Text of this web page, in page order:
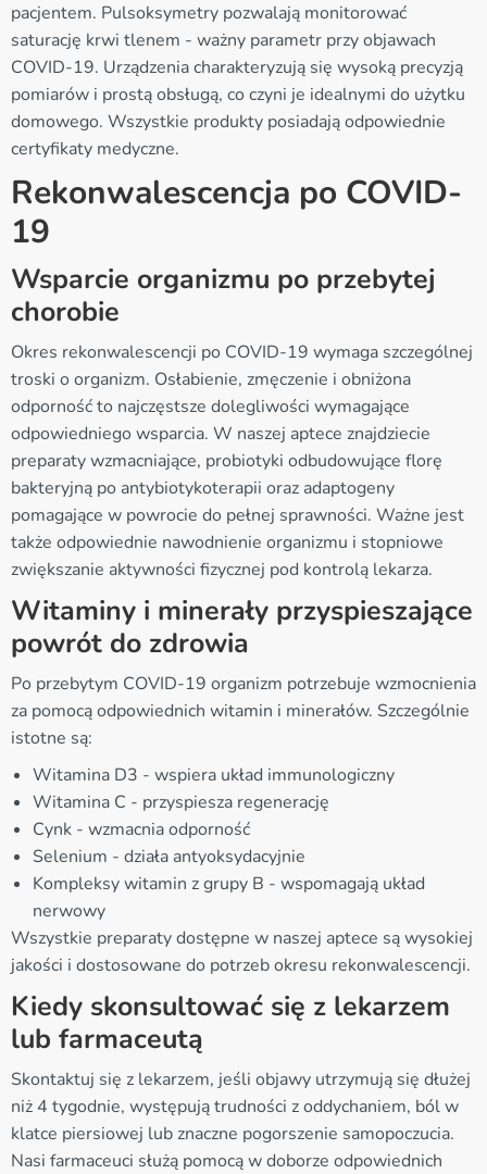
pacjentem. Pulsoksymetry pozwalają monitorować
saturację krwi tlenem - ważny parametr przy objawach
COVID-19. Urządzenia charakteryzują się wysoką precyzją
pomiarów i prostą obsługą, co czyni je idealnymi do użytku
domowego. Wszystkie produkty posiadają odpowiednie
certyfikaty medyczne.
Rekonwalescencja po COVID-
19
Wsparcie organizmu po przebytej
chorobie
Okres rekonwalescencji po COVID-19 wymaga szczególnej
troski o organizm. Osłabienie, zmęczenie i obniżona
odporność to najczęstsze dolegliwości wymagające
odpowiedniego wsparcia. W naszej aptece znajdziecie
preparaty wzmacniające, probiotyki odbudowujące florę
bakteryjną po antybiotykoterapii oraz adaptogeny
pomagające w powrocie do pełnej sprawności. Ważne jest
także odpowiednie nawodnienie organizmu i stopniowe
zwiększanie aktywności fizycznej pod kontrolą lekarza.
Witaminy i minerały przyspieszające
powrót do zdrowia
Po przebytym COVID-19 organizm potrzebuje wzmocnienia
za pomocą odpowiednich witamin i minerałów. Szczególnie
istotne są:
Witamina D3 - wspiera układ immunologiczny
Witamina C - przyspiesza regenerację
Cynk - wzmacnia odporność
Selenium - działa antyoksydacyjnie
Kompleksy witamin z grupy B - wspomagają układ
nerwowy
Wszystkie preparaty dostępne w naszej aptece są wysokiej
jakości i dostosowane do potrzeb okresu rekonwalescencji.
Kiedy skonsultować się z lekarzem
lub farmaceutą
Skontaktuj się z lekarzem, jeśli objawy utrzymują się dłużej
niż 4 tygodnie, występują trudności z oddychaniem, ból w
klatce piersiowej lub znaczne pogorszenie samopoczucia.
Nasi farmaceuci służą pomocą w doborze odpowiednich